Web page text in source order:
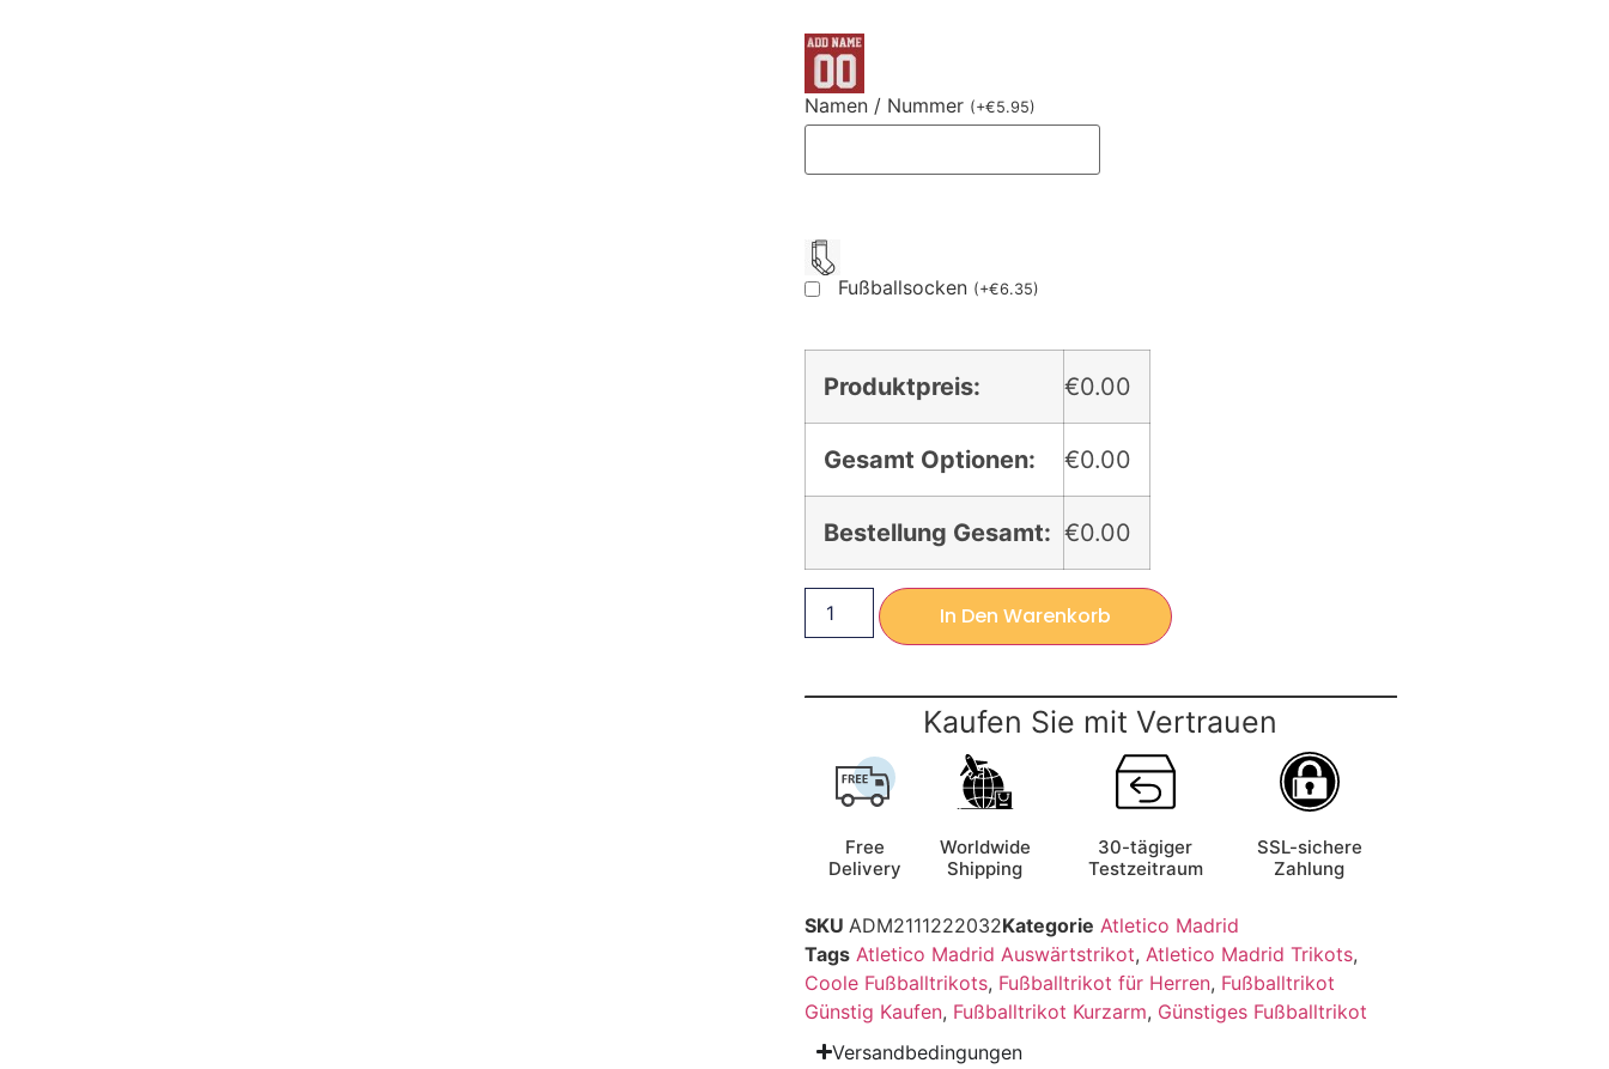
Namen / Nummer (+€5.95)
Fußballsocken (+€6.35)
Produktpreis: €0.00
Gesamt Optionen: €0.00
Bestellung Gesamt: €0.00
In Den Warenkorb
Kaufen Sie mit Vertrauen
Free
Delivery
Worldwide
Shipping
30-tägiger
Testzeitraum
SSL-sichere
Zahlung
SKU ADM2111222032Kategorie Atletico Madrid
Tags Atletico Madrid Auswärtstrikot, Atletico Madrid Trikots,
Coole Fußballtrikots, Fußballtrikot für Herren, Fußballtrikot
Günstig Kaufen, Fußballtrikot Kurzarm, Günstiges Fußballtrikot
Versandbedingungen